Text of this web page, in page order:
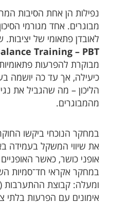
נפילות הן אחת הסיבות
מבוגרים. אחד מגורמי
לאובדן פתאומי של יציבות.
Training – PBT
מבוקרת להפרעות
כיעילה, אך עד כה יושמה
הליכון – מה שהגביל את
מהמבוגרים.
במחקר הנוכחי ביקשו
את שיווי המשקל בעמידה
אופני כושר, כאשר
אימונים עם הפרעות בלתי